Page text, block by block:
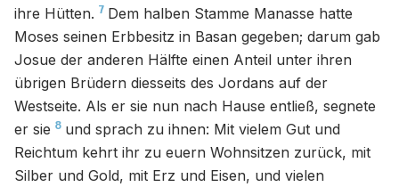
ihre Hütten. 7 Dem halben Stamme Manasse hatte
Moses seinen Erbbesitz in Basan gegeben; darum gab
Josue der anderen Hälfte einen Anteil unter ihren
übrigen Brüdern diesseits des Jordans auf der
Westseite. Als er sie nun nach Hause entließ, segnete
er sie 8 und sprach zu ihnen: Mit vielem Gut und
Reichtum kehrt ihr zu euern Wohnsitzen zurück, mit
Silber und Gold, mit Erz und Eisen, und vielen